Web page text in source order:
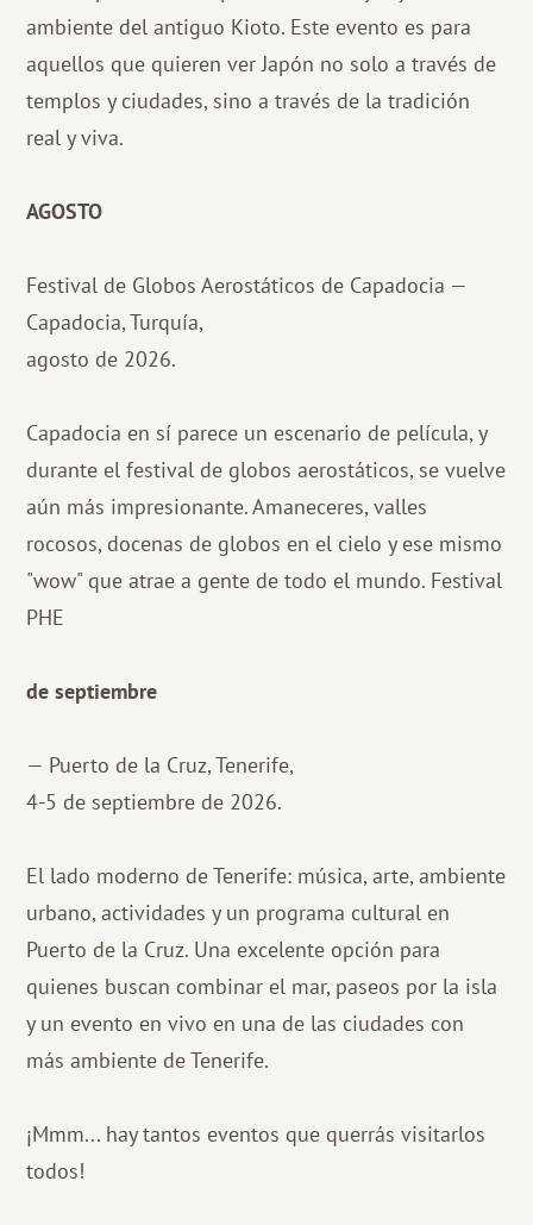
ambiente del antiguo Kioto. Este evento es para
aquellos que quieren ver Japón no solo a través de
templos y ciudades, sino a través de la tradición
real y viva.
AGOSTO
Festival de Globos Aerostáticos de Capadocia —
Capadocia, Turquía,
agosto de 2026.
Capadocia en sí parece un escenario de película, y
durante el festival de globos aerostáticos, se vuelve
aún más impresionante. Amaneceres, valles
rocosos, docenas de globos en el cielo y ese mismo
"wow" que atrae a gente de todo el mundo. Festival
PHE
de septiembre
— Puerto de la Cruz, Tenerife,
4-5 de septiembre de 2026.
El lado moderno de Tenerife: música, arte, ambiente
urbano, actividades y un programa cultural en
Puerto de la Cruz. Una excelente opción para
quienes buscan combinar el mar, paseos por la isla
y un evento en vivo en una de las ciudades con
más ambiente de Tenerife.
¡Mmm... hay tantos eventos que querrás visitarlos
todos!